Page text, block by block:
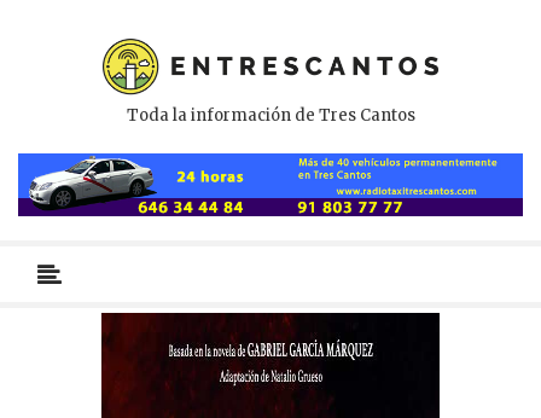
Toda la información de Tres Cantos
primario